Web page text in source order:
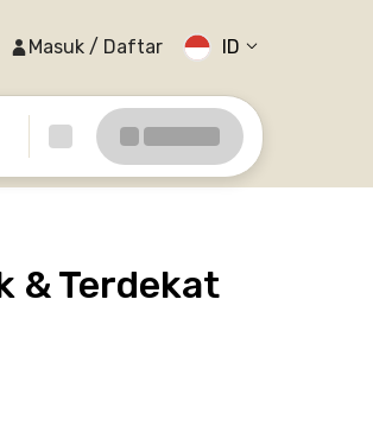
Masuk / Daftar ID
& Terdekat